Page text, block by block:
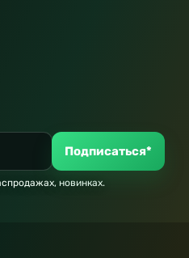
Подписаться*
новинках.